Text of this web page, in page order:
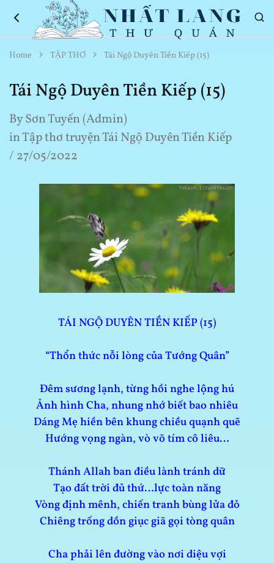
Nhất
Lang
Quán
Thơ
Hay
Cuộc
Sống
Home TẬP THƠ Tái Ngộ Duyên Tiền Kiếp (15)
Tái Ngộ Duyên Tiền Kiếp (15)
BySơn Tuyến (Admin)
inTập thơ truyện Tái Ngộ Duyên Tiền Kiếp
27/05/2022
TÁI NGỘ DUYÊN TIỀN KIẾP (15)
“Thổn thức nỗi lòng của Tướng Quân”
Đêm sương lạnh, từng hồi nghe lộng hú
Ảnh hình Cha, nhung nhớ biết bao nhiêu
Dáng Mẹ hiền bên khung chiều quạnh quẽ
Hướng vọng ngàn, vò võ tím cô liêu…
Thánh Allah ban điều lành tránh dữ
Tạo đất trời đủ thứ…lực toàn năng
Vòng định mênh, chiến tranh bùng lửa đỏ
Chiêng trống dồn giục giã gọi tòng quân
Cha phải lên đường vào nơi diệu vợi